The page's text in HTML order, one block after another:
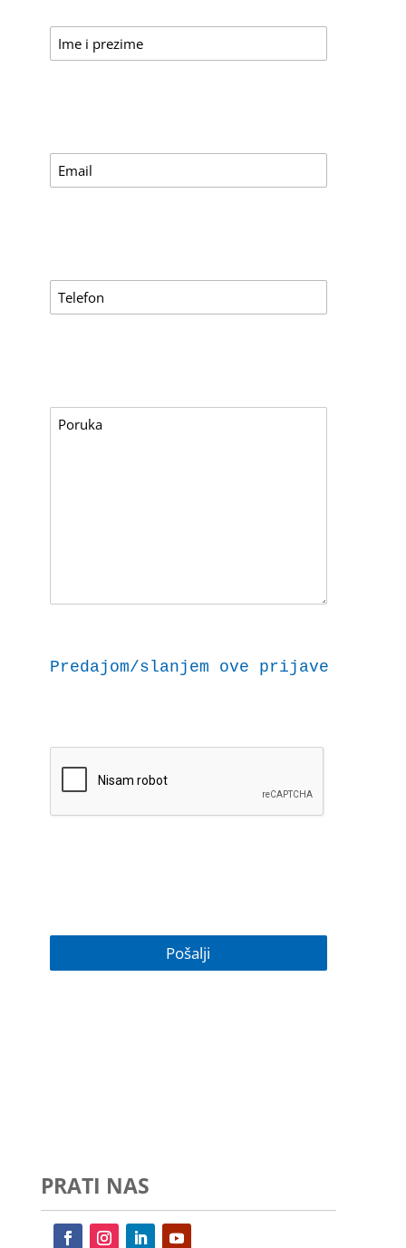
Predajom/slanjem ove prijave
PRATI NAS